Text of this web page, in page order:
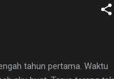
tahun pertama. Waktu